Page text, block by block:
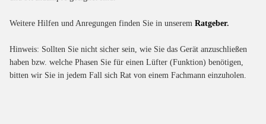
Weitere Hilfen und Anregungen finden Sie in unserem Ratgeber.
Hinweis: Sollten Sie nicht sicher sein, wie Sie das Gerät anzuschließen
haben bzw. welche Phasen Sie für einen Lüfter (Funktion) benötigen,
bitten wir Sie in jedem Fall sich Rat von einem Fachmann einzuholen.